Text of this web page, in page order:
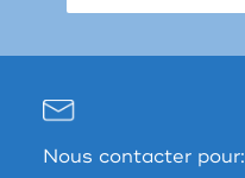
Nous contacter pour: